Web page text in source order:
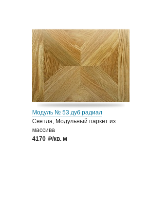
Модуль № 53 дуб радиал
Светла, Модульный паркет из
массива
4170
a/кв. м